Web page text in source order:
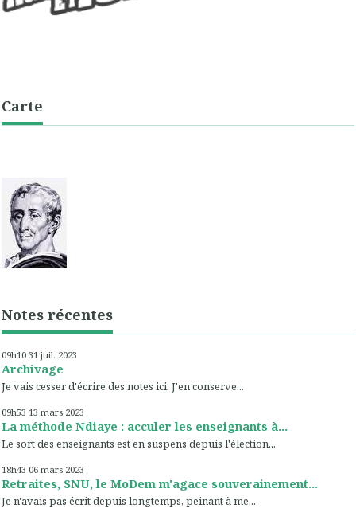
Carte
Notes récentes
09h10 31 juil. 2023
Archivage
Je vais cesser d'écrire des notes ici. J'en conserve...
09h53 13 mars 2023
La méthode Ndiaye : acculer les enseignants à...
Le sort des enseignants est en suspens depuis l'élection...
18h43 06 mars 2023
Retraites, SNU, le MoDem m'agace souverainement...
Je n'avais pas écrit depuis longtemps, peinant à me...